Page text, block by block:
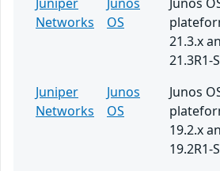
Networks
OS
21.3.x
21.3R1-
Juniper
Networks
Junos
OS
Junos
19.2.x
19.2R1-